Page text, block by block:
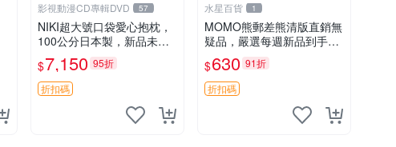
影視動漫CD專輯DVD 57
NIKI超大號口袋愛心抱枕，
100公分日本製，新品未拆
封 胖嘟嘟收藏推薦 愛心抱
枕 日本 抱枕
$7,150 95折
折扣碼
水星百貨 1
MOMO熊郵差熊清版直銷無
疑品，嚴選每週新品到手。
紅薯啵啵鮮果間 郵差熊 清
版 紅薯啵啵間
$630 91折
折扣碼